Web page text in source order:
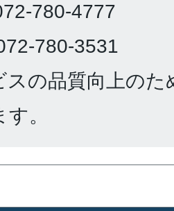
780-4777
780-3531
スの品質向上のた
。